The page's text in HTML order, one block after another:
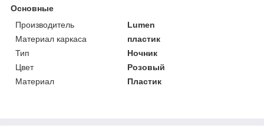
Основные
Производитель
Lumen
Материал каркаса
пластик
Тип
Ночник
Цвет
Розовый
Материал
Пластик